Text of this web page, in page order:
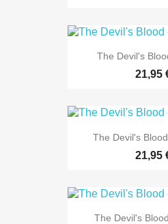
The Devil's
21,95
The Devil's Blood
21,95
The Devil's